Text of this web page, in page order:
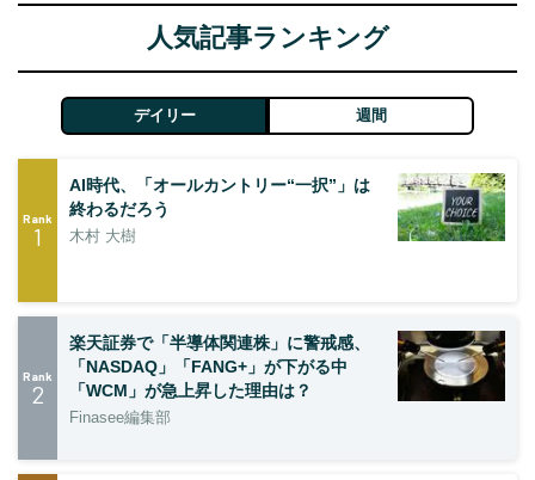
人気記事ランキング
デイリー 週間
Rank
1
AI時代、「オールカントリー“一択”」は
終わるだろう
木村 大樹
Rank
2
楽天証券で「半導体関連株」に警戒感、
「NASDAQ」「FANG+」が下がる中
「WCM」が急上昇した理由は？
Finasee編集部